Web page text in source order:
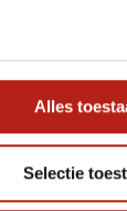
Alles
Selectie
beperkingen